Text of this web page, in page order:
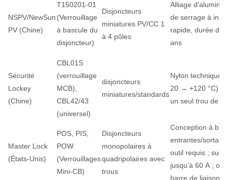
NSPV/NewSun
PV (Chine)
T150201-01
(Verrouillage
à bascule du
disjoncteur)
Disjoncteurs
miniatures PV/CC 1
à 4 pôles
Alliage
de serrage à
rapide, durée de
ans
Sécurité
Lockey
(Chine)
CBL01S
(verrouillage
MCB),
CBL42/43
(universel)
disjoncteurs
miniatures/standards
Nylon technique
20 → +120 °C) ;
un seul trou de
Master Lock
(États-Unis)
POS, PIS,
POW
(Verrouillages
Mini-CB)
Disjoncteurs
monopolaires à
quadripolaires avec
trous
Conception à
entrantes/
outil requis ;
jusqu’à 60 A ;
barre de liaison